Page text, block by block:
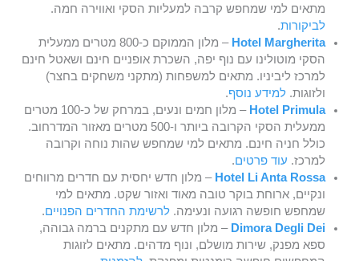
מתאים למי שמחפש קרבה למעליות הסקי ואווירה חמה.
לביקורות.
Hotel Margherita
– מלון הממוקם כ-800 מטרים ממעלית
הסקי מוטולינו עם נוף יפה, השכרת אופניים חינם ושאטל חינם
למרכז ליביניו. מתאים למשפחות (מתקני משחקים בחצר)
ולזוגות.למידע נוסף.
Hotel Primula
– מלון חמים ונעים, במרחק של כ-100 מטרים
ממעלית הסקי הקרובה ביותר ו-500 מטרים מאזור המדרחוב.
כולל חניה חינם. מתאים למי שמחפש שהות נוחה וקרובה
למרכז. עוד פרטים.
Hotel Li Anta Rossa – מלון חדש יחסית עם חדרים מרווחים
ונקיים, ארוחת בוקר טובה מאוד ואזור שקט. מתאים למי
שמחפש חופשה רגועה ונעימה.לרשימת החדרים הפנויים.
Dimora Degli Dei – מלון חדש עם מתקנים ברמה גבוהה,
ספא מפנק, שירות מושלם, ונוף מדהים. מתאים לזוגות